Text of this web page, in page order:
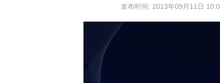
发布时间: 2013年09月11日